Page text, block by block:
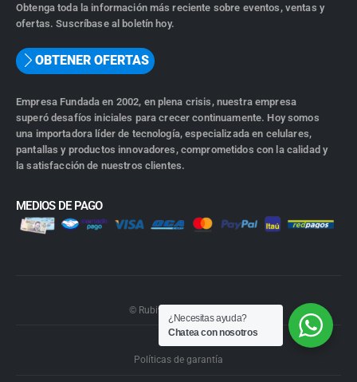
Obtenga toda la información más reciente sobre eventos, ventas y
ofertas. Suscríbase al boletín hoy.
OBTENER OFERTAS
Empresa Fundada en 2002, en plena crisis, nuestra empresa
superó desafíos iniciales para crecer continuamente. Hoy somos
una importadora líder de tecnología, especializada en celulares,
pantallas y productos innovadores, comprometidos con la calidad y
la satisfacción de nuestros clientes.
MEDIOS DE PAGO
© Rubiwebs.com 2026.
Políticas de garantía
¿Necesitas ayuda?
Chatea con nosotros